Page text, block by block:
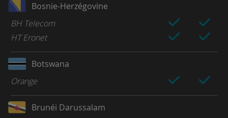
Bosnie-Herzégovine
BH Telecom
HT Eronet
Botswana
Orange
Brunéi Darussalam